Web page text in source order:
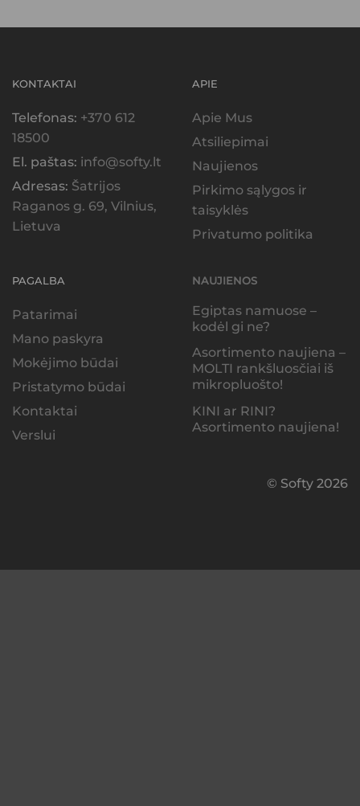
KONTAKTAI
Telefonas: +370 612
18500
El. paštas: info@softy.lt
Adresas: Šatrijos
Raganos g. 69, Vilnius,
Lietuva
APIE
Apie Mus
Atsiliepimai
Naujienos
Pirkimo sąlygos ir
taisyklės
Privatumo politika
PAGALBA
Patarimai
Mano paskyra
Mokėjimo būdai
Pristatymo būdai
Kontaktai
Verslui
NAUJIENOS
Egiptas namuose –
kodėl gi ne?
Asortimento naujiena –
MOLTI rankšluosčiai iš
mikropluošto!
KINI ar RINI?
Asortimento naujiena!
© Softy 2026